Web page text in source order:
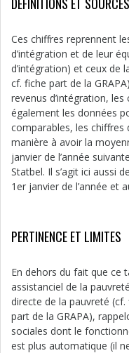
Ces chiffres reprennent
d’intégration et de leur
d’intégration) et ceux de
cf. fiche part de la
revenus d’intégration,
également les données
comparables, les chiffres
manière à avoir la
janvier de l’année
Statbel. Il s’agit ici aussi
1er janvier de l’année et
PERTINENCE ET LIMITES
En dehors du fait que ce
assistanciel de la
directe de la pauvreté
part de la GRAPA),
sociales dont le
est plus automatique (il